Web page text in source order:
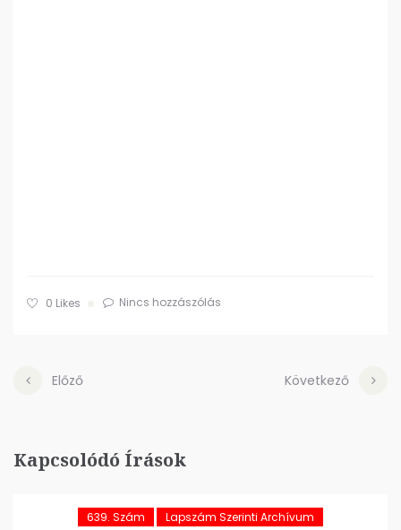
0 Likes Nincs hozzászólás
Előző Következő
Kapcsolódó Írások
639. Szám
Lapszám Szerinti Archívum